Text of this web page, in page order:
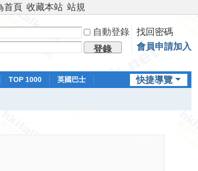
首頁 收藏本站 站規
自動登錄
找回密碼
登錄 會員申請加入
快捷導覽
TOP 1000
英國巴士